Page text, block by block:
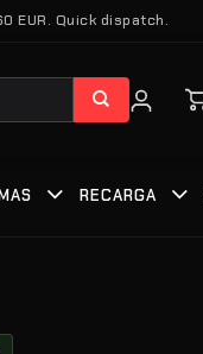
EUR. Quick dispatch.
RECARGA